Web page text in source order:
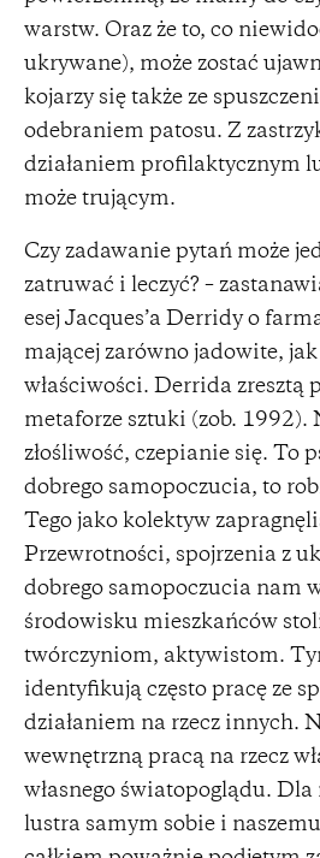
warstw. Oraz że to, co
ukrywane), może zostać
kojarzy się także ze
odebraniem patosu. Z
działaniem profilaktycznym
może trującym.
Czy zadawanie pytań może
zatruwać i leczyć? –
esej Jacques’a Derridy o
mającej zarówno jadowite, jak
właściwości. Derrida zresztą
metaforze sztuki (zob. 1992).
złośliwość, czepianie się. To
dobrego samopoczucia, to
Tego jako kolektyw
Przewrotności, spojrzenia z
dobrego samopoczucia nam
środowisku mieszkańców
twórczyniom, aktywistom.
identyfikują często pracę ze
działaniem na rzecz innych.
wewnętrzną pracą na rzecz
własnego światopoglądu.
lustra samym sobie i